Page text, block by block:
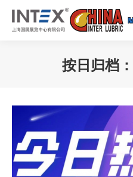
按日归档：